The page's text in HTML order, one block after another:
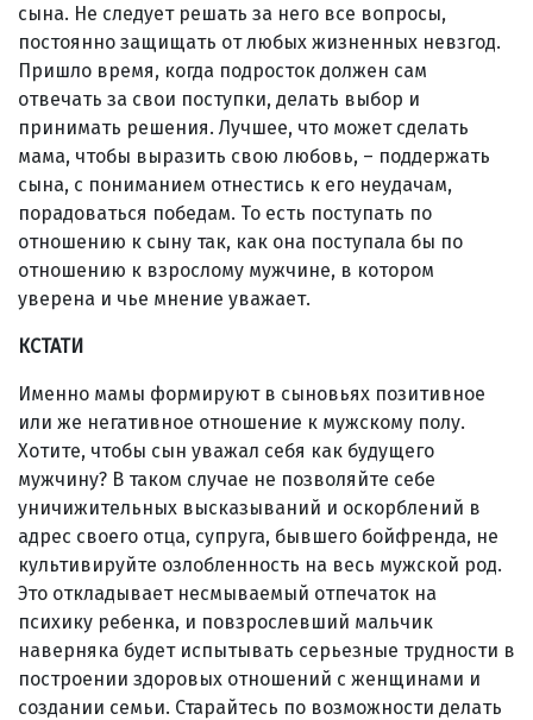
сына. Не следует решать за него все вопросы,
постоянно защищать от любых жизненных невзгод.
Пришло время, когда подросток должен сам
отвечать за свои поступки, делать выбор и
принимать решения. Лучшее, что может сделать
мама, чтобы выразить свою любовь, – поддержать
сына, с пониманием отнестись к его неудачам,
порадоваться победам. То есть поступать по
отношению к сыну так, как она поступала бы по
отношению к взрослому мужчине, в котором
уверена и чье мнение уважает.
КСТАТИ
Именно мамы формируют в сыновьях позитивное
или же негативное отношение к мужскому полу.
Хотите, чтобы сын уважал себя как будущего
мужчину? В таком случае не позволяйте себе
уничижительных высказываний и оскорблений в
адрес своего отца, супруга, бывшего бойфренда, не
культивируйте озлобленность на весь мужской род.
Это откладывает несмываемый отпечаток на
психику ребенка, и повзрослевший мальчик
наверняка будет испытывать серьезные трудности в
построении здоровых отношений с женщинами и
создании семьи. Старайтесь по возможности делать